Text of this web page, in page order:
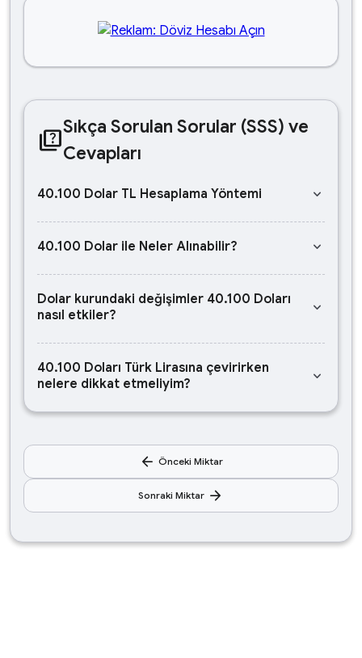
quizSıkça Sorulan Sorular (SSS) ve
Cevapları
40.100 Dolar TL Hesaplama Yöntemi keyboard_arrow_down
40.100 Dolar ile Neler Alınabilir? keyboard_arrow_down
Dolar kurundaki değişimler 40.100 Doları
nasıl etkiler?
keyboard_arrow_down
40.100 Doları Türk Lirasına çevirirken
nelere dikkat etmeliyim?
keyboard_arrow_down
arrow_back Önceki Miktar
Sonraki Miktar arrow_forward